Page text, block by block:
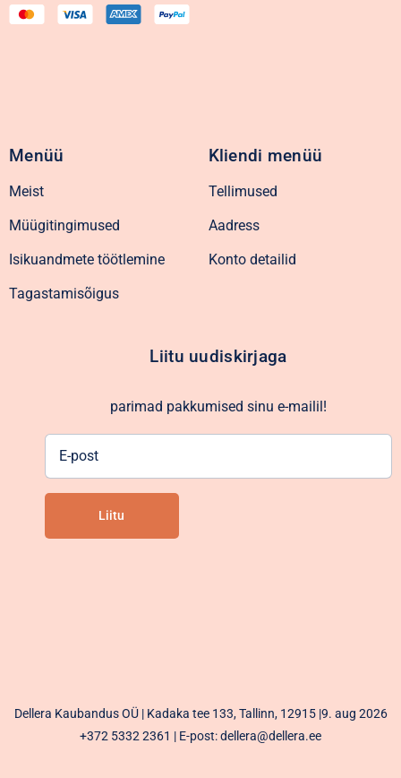
Menüü
Meist
Müügitingimused
Isikuandmete töötlemine
Tagastamisõigus
Kliendi menüü
Tellimused
Aadress
Konto detailid
Liitu uudiskirjaga
parimad pakkumised sinu e-mailil!
Liitu
Dellera Kaubandus OÜ | Kadaka tee 133, Tallinn, 12915 |9. aug 2026
+372 5332 2361 | E-post: dellera@dellera.ee